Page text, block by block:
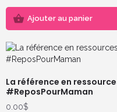
Ajouter au panier
La référence en
#ReposPourMaman
0.00$